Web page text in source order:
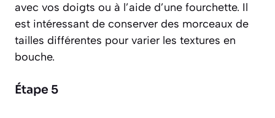
avec vos doigts ou à l’aide d’une fourchette. Il
est intéressant de conserver des morceaux de
tailles différentes pour varier les textures en
bouche.
Étape 5